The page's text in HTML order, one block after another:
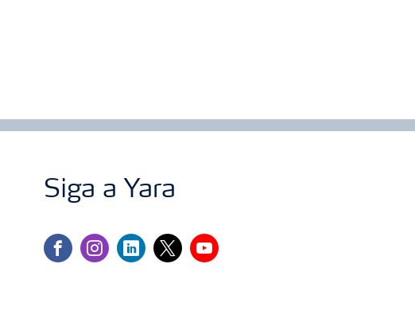
Siga a Yara
facebookinstagramlinkedintwitteryoutube